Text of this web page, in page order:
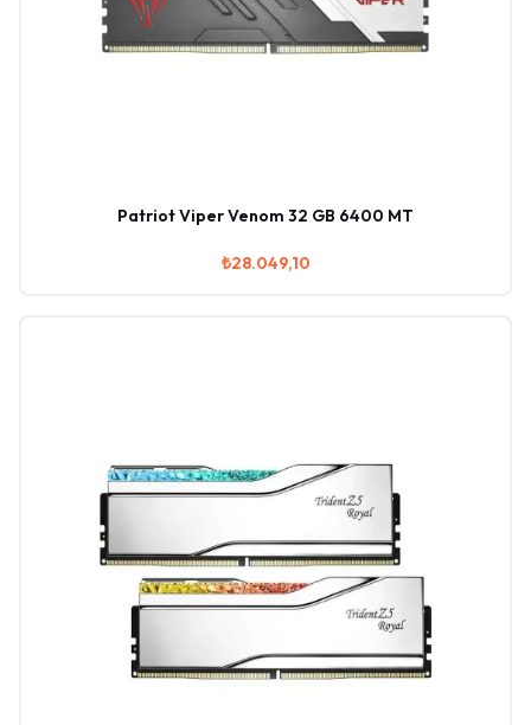
Patriot Viper Venom 32 GB 6400 MT
₺28.049,10